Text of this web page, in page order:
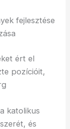
fejlesztése
ért el
pozícióit,
katolikus
és